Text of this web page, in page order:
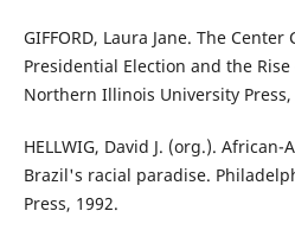
GIFFORD, Laura Jane. The
Presidential Election and the
Northern Illinois University Press,
HELLWIG, David J. (org.).
Brazil's racial paradise.
Press, 1992.